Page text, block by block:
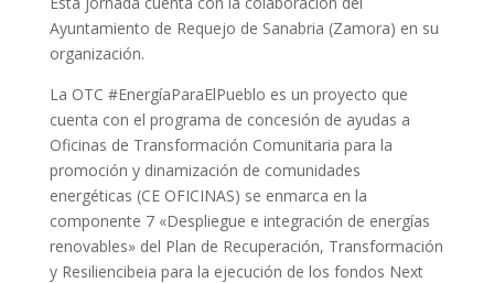
Ayuntamiento de Requejo de Sanabria (Zamora) en su
organización.
La OTC #EnergíaParaElPueblo es un proyecto que
cuenta con el programa de concesión de ayudas a
Oficinas de Transformación Comunitaria para la
promoción y dinamización de comunidades
energéticas (CE OFICINAS) se enmarca en la
componente 7 «Despliegue e integración de energías
renovables» del Plan de Recuperación, Transformación
y Resiliencibeia para la ejecución de los fondos Next